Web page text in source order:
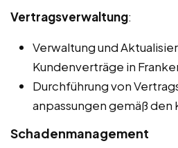
Vertragsverwaltung:
Verwaltung und
Kundenverträge in
Durchführung von
anpassungen gemäß
Schadenmanagement